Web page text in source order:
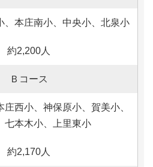
、本庄南小、中央小、北泉小
約2,200人
Ｂコース
西小、神保原小、賀美小、
七本木小、上里東小
約2,170人